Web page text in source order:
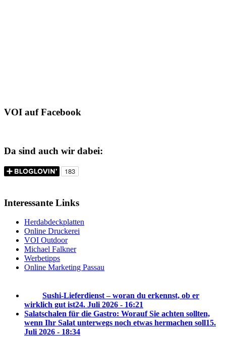
VOI auf Facebook
Da sind auch wir dabei:
Interessante Links
Herdabdeckplatten
Online Druckerei
VOI Outdoor
Michael Falkner
Werbetipps
Online Marketing Passau
Sushi-Lieferdienst – woran du erkennst, ob er
wirklich gut ist24. Juli 2026 - 16:21
Salatschalen für die Gastro: Worauf Sie achten sollten,
wenn Ihr Salat unterwegs noch etwas hermachen soll15.
Juli 2026 - 18:34